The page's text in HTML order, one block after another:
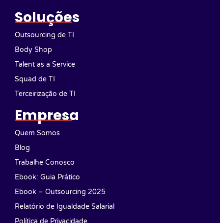
Soluções
Outsourcing de TI
Body Shop
Talent as a Service
Squad de TI
Terceirização de TI
Empresa
Quem Somos
Blog
Trabalhe Conosco
Ebook: Guia Prático
Ebook – Outsourcing 2025
Relatório de Igualdade Salarial